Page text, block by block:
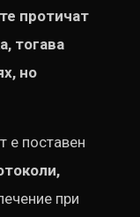
протичат
тогава
но
е поставен
при